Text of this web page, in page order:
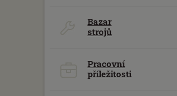
Bazar
strojů
Pracovní
příležitosti